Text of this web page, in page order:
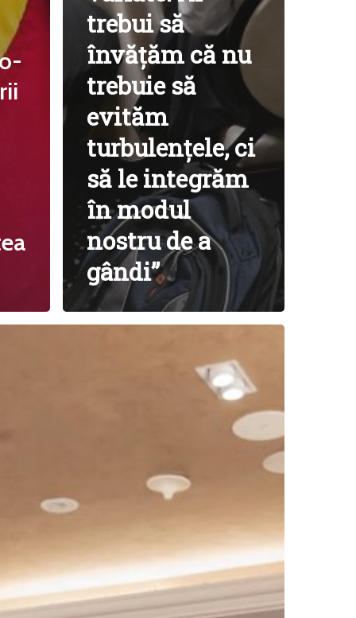
trebui să
învățăm că nu
trebuie să
evităm
turbulențele, ci
să le integrăm
în modul
nostru de a
gândi”
Email: daniel.apostol@me.com